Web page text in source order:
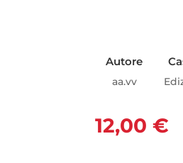
Autore
aa.vv
12,00€